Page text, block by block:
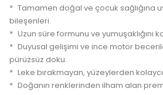
Tamamen doğal ve çocuk sağlığına
bileşenleri.
Uzun süre formunu ve yumuşaklığını
Duyusal gelişimi ve ince motor
pürüzsüz doku.
Leke bırakmayan, yüzeylerden
Doğanın renklerinden ilham alan